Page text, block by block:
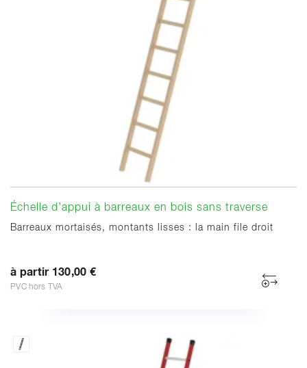
Échelle d’appui à barreaux en bois sans traverse
Barreaux mortaisés, montants lisses : la main file droit
à partir 130,00 €
PVC hors TVA